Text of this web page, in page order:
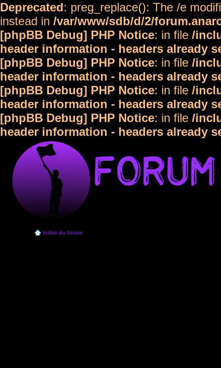
Deprecated: preg_replace(): The /e
instead in /var/www/sdb/d/2/
[phpBB Debug] PHP Notice: in file /
header information - headers already
[phpBB Debug] PHP Notice: in file /
header information - headers already
[phpBB Debug] PHP Notice: in file /
header information - headers already
[phpBB Debug] PHP Notice: in file /
header information - headers already
Index du forum